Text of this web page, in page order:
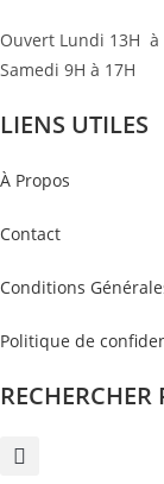
Ouvert Lundi 13H
Samedi 9H à 17H
LIENS UTILES
À Propos
Contact
Conditions
Politique de